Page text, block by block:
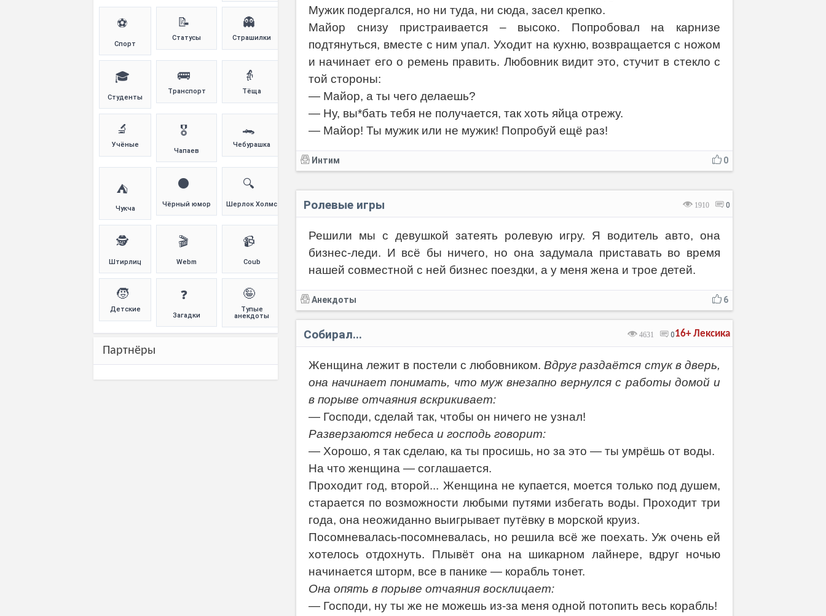
Мужик подергался, но ни туда, ни сюда, засел крепко.
Майор снизу пристраивается – высоко. Попробовал на карнизе
подтянуться, вместе с ним упал. Уходит на кухню, возвращается с ножом
и начинает его о ремень править. Любовник видит это, стучит в стекло с
той стороны:
— Майор, а ты чего делаешь?
— Ну, вы*бать тебя не получается, так хоть яйца отрежу.
— Майор! Ты мужик или не мужик! Попробуй ещё раз!
0
Интим
1910 0
Ролевые игры
Решили мы с девушкой затеять ролевую игру. Я водитель авто, она
бизнес-леди. И всё бы ничего, но она задумала приставать во время
нашей совместной с ней бизнес поездки, а у меня жена и трое детей.
6
Анекдоты
Лексика
16+
4631 0
Собирал...
Женщина лежит в постели с любовником.Вдруг раздаётся стук в дверь,
она начинает понимать, что муж внезапно вернулся с работы домой и
в порыве отчаяния вскрикивает:
— Господи, сделай так, чтобы он ничего не узнал!
Разверзаются небеса и господь говорит:
— Хорошо, я так сделаю, ка ты просишь, но за это — ты умрёшь от воды.
На что женщина — соглашается.
Проходит год, второй... Женщина не купается, моется только под душем,
старается по возможности любыми путями избегать воды. Проходит три
года, она неожиданно выигрывает путёвку в морской круиз.
Посомневалась-посомневалась, но решила всё же поехать. Уж очень ей
хотелось отдохнуть. Плывёт она на шикарном лайнере, вдруг ночью
начинается шторм, все в панике — корабль тонет.
Она опять в порыве отчаяния восклицает:
— Господи, ну ты же не можешь из-за меня одной потопить весь корабль!
⚽
Спорт
📝
Статусы
👻
Страшилки
🎓
Студенты
🚌
Транспорт
👵
Тёща
🔬
Учёные
🎖️
Чапаев
🐊
Чебурашка
⛺
Чукча
⚫
Чёрный юмор
🔍
Шерлок Холмс
🕵️
Штирлиц
🎬
Webm
📹
Coub
🧒
Детские
❓
Загадки
🤪
Тупые
анекдоты
Партнёры